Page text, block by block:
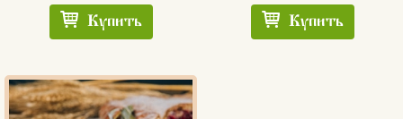
Купить Купить